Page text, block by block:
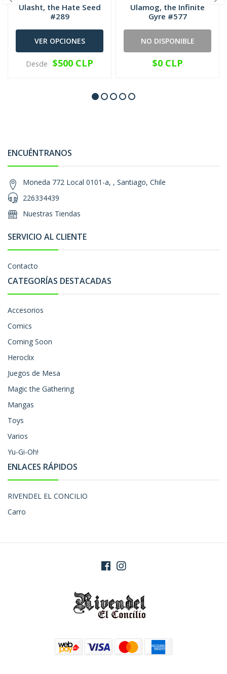
Ulasht, the Hate Seed
#289
VER OPCIONES
Desde $500 CLP
Ulamog, the Infinite
Gyre #577
NO DISPONIBLE
$0 CLP
ENCUÉNTRANOS
Moneda 772 Local 0101-a, , Santiago, Chile
226334439
Nuestras Tiendas
SERVICIO AL CLIENTE
Contacto
CATEGORÍAS DESTACADAS
Accesorios
Comics
Coming Soon
Heroclix
Juegos de Mesa
Magic the Gathering
Mangas
Toys
Varios
Yu-Gi-Oh!
ENLACES RÁPIDOS
RIVENDEL EL CONCILIO
Carro